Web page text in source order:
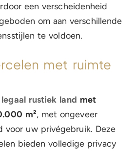
een verscheidenheid
om aan verschillende
te voldoen.
met ruimte
legaal rustiek land met
m², met ongeveer
voor uw privégebruik. Deze
bieden volledige privacy